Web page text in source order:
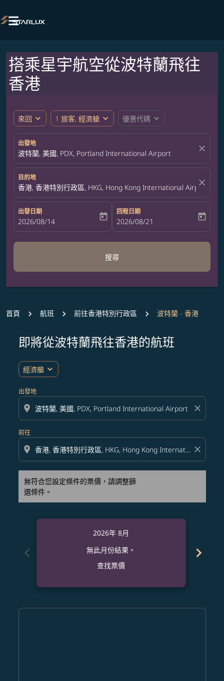

搭乘星宇航空從波特蘭飛往
香港
來回 expand_more 1 旅客, 經濟艙 expand_more 優惠代碼 expand_more
出發地
波特蘭, 美國, PDX, Portland International Airport close
目的地
香港, 香港特別行政區, HKG, Hong Kong International Airport
close
出發日期
fc-booking-departure-date-aria-label
2026/08/14 today
回程日期
fc-booking-return-date-aria-label
2026/08/21 today
搜尋
首頁 航班 前往香港特別行政區 波特蘭 - 香港
即將從波特蘭飛往香港的航班
經濟艙 expand_more
出發地
location_on close
前往
location_on close
無符合您設定條件的票價，請調整篩
選條件。
無符合您設定條件的票價，請調整篩選條件。
chevron_left
2026年 8月
無此月份結果。
查找票價
chevron_right